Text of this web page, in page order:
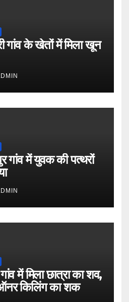
गांव के खेतों में मिला खून
गांव में युवक की पत्थरों
में मिला छात्रा का शव,
किलिंग का शक